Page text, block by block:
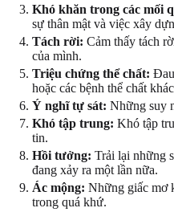
Khó khăn trong các mối
sự thân mật và việc xây
Tách rời: Cảm thấy tách
của mình.
Triệu chứng thể chất:
hoặc các bệnh thể chất
Ý nghĩ tự sát: Những suy
Khó tập trung: Khó tập
tin.
Hồi tưởng: Trải lại những
đang xảy ra một lần nữa.
Ác mộng: Những giấc mơ
trong quá khứ.